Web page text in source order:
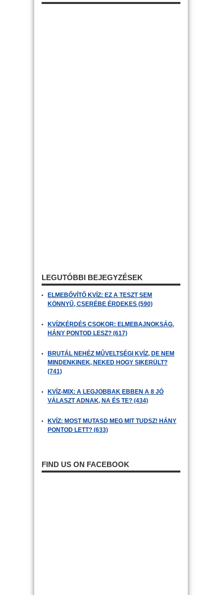
LEGUTÓBBI BEJEGYZÉSEK
ELMEBŐVÍTŐ KVÍZ: EZ A TESZT SEM
KÖNNYŰ, CSERÉBE ÉRDEKES (590)
KVÍZKÉRDÉS CSOKOR: ELMEBAJNOKSÁG,
HÁNY PONTOD LESZ? (617)
BRUTÁL NEHÉZ MŰVELTSÉGI KVÍZ, DE NEM
MINDENKINEK, NEKED HOGY SIKERÜLT?
(741)
KVÍZ-MIX: A LEGJOBBAK EBBEN A 8 JÓ
VÁLASZT ADNAK, NA ÉS TE? (434)
KVÍZ: MOST MUTASD MEG MIT TUDSZ! HÁNY
PONTOD LETT? (633)
FIND US ON FACEBOOK